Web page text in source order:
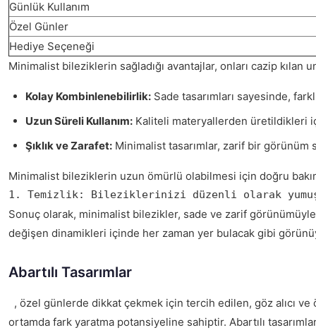
Günlük Kullanım
Özel Günler
Hediye Seçeneği
Minimalist bileziklerin sağladığı avantajlar, onları cazip kılan
Kolay Kombinlenebilirlik: Sade tasarımları sayesinde,
Uzun Süreli Kullanım: Kaliteli materyallerden üretildikleri
Şıklık ve Zarafet: Minimalist tasarımlar, zarif bir görünüm
Minimalist bileziklerin uzun ömürlü olabilmesi için doğru
1. Temizlik: Bileziklerinizi düzenli olarak
Sonuç olarak, minimalist bilezikler, sade ve zarif görünümüyle
değişen dinamikleri içinde her zaman yer bulacak gibi
Abartılı Tasarımlar
, özel günlerde dikkat çekmek için tercih edilen, göz alıcı ve
ortamda fark yaratma potansiyeline sahiptir. Abartılı